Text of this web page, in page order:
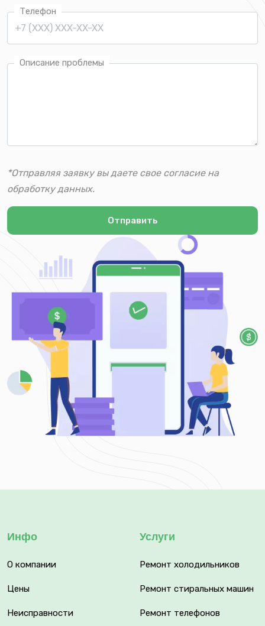
Телефон
Описание проблемы
*Отправляя заявку вы даете свое согласие на
обработку данных.
Отправить
Инфо
О компании
Цены
Неисправности
Услуги
Ремонт холодильников
Ремонт стиральных машин
Ремонт телефонов